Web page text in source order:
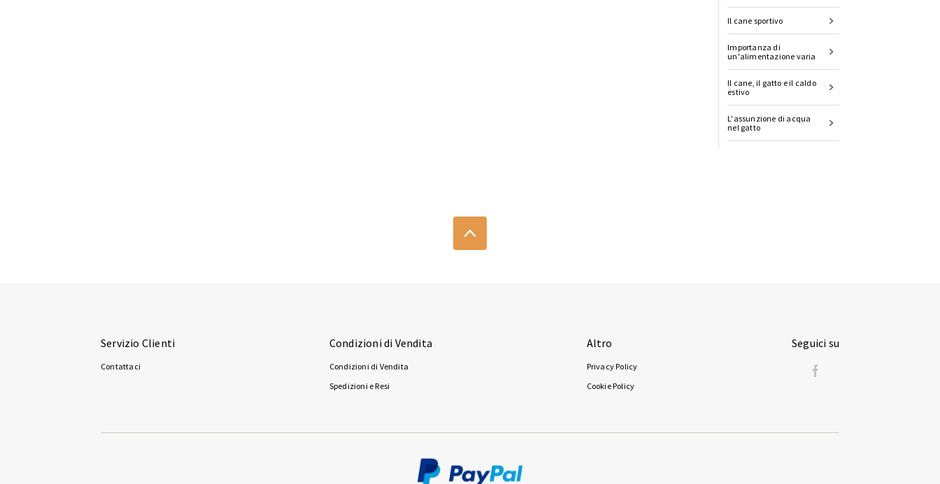
Il cane sportivo
Importanza di
un'alimentazione varia
Il cane, il gatto e il caldo
estivo
L'assunzione di acqua
nel gatto
Servizio Clienti
Contattaci
Condizioni di Vendita
Condizioni di Vendita
Spedizioni e Resi
Altro
Privacy Policy
Cookie Policy
Seguici su